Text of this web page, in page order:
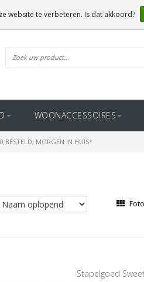
WOONACCESSOIRES
BESTELD, MORGEN IN HUIS*
Stapelgoed
website te verbeteren. Is dat akkoord?